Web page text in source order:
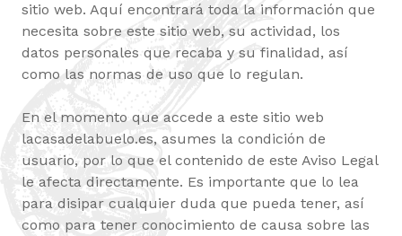
sitio web. Aquí encontrará toda la información que
necesita sobre este sitio web, su actividad, los
datos personales que recaba y su finalidad, así
como las normas de uso que lo regulan.
En el momento que accede a este sitio web
lacasadelabuelo.es, asumes la condición de
usuario, por lo que el contenido de este Aviso Legal
le afecta directamente. Es importante que lo lea
para disipar cualquier duda que pueda tener, así
como para tener conocimiento de causa sobre las